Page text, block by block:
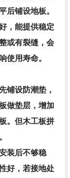
后铺设地板。
，能提供稳定
或有裂缝，会
使用寿命。
铺设防潮垫，
做垫层，增加
。但木工板拼
装后不够稳
好，若接地处